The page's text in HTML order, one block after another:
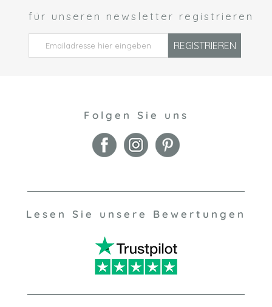
für unseren newsletter registrieren
REGISTRIEREN
Folgen Sie uns
Lesen Sie unsere Bewertungen